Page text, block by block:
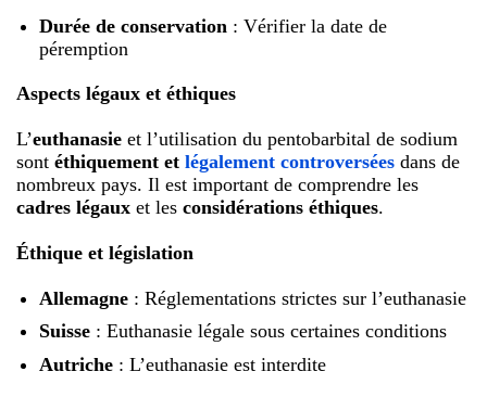
Durée de conservation : Vérifier la date de
péremption
Aspects légaux et éthiques
L’euthanasie et l’utilisation du pentobarbital de sodium
sont éthiquement et légalement controversées dans de
nombreux pays. Il est important de comprendre les
cadres légaux et les considérations éthiques.
Éthique et législation
Allemagne: Réglementations strictes sur l’euthanasie
Suisse: Euthanasie légale sous certaines conditions
Autriche: L’euthanasie est interdite